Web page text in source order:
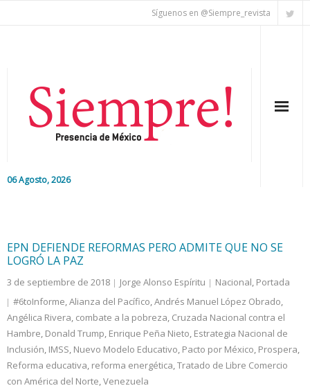
Síguenos en @Siempre_revista
06 Agosto, 2026
Colaboradores
Internacional
Cultura
EPN DEFIENDE REFORMAS PERO ADMITE QUE NO SE
LOGRÓ LA PAZ
3 de septiembre de 2018 Jorge Alonso Espíritu Nacional, Portada
#6toInforme,Alianza del Pacífico,Andrés Manuel López Obrado,
Angélica Rivera, combate a la pobreza, Cruzada Nacional contra el
Hambre, Donald Trump, Enrique Peña Nieto, Estrategia Nacional de
Inclusión, IMSS, Nuevo Modelo Educativo, Pacto por México, Prospera,
Reforma educativa, reforma energética,Tratado de Libre Comercio
con América del Norte,Venezuela